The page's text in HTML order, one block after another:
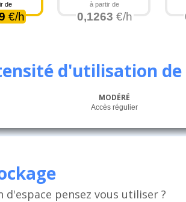
de
€/h
à partir de
0,1263 €/h
d'utilisation
MODÉRÉ
Accès régulier
d'espace pensez vous utiliser ?